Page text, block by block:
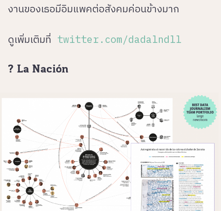
งานของเธอมีอิมแพคต่อสังคมค่อนข้างมาก
ดูเพิ่มเติมที่ twitter.com/dadalndll
? La Nación